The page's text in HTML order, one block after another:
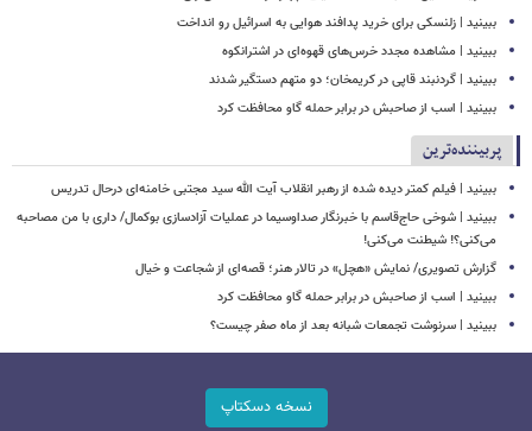
ببینید | زلنسکی برای خرید پدافند هوایی به اسرائیل رو انداخت
ببینید | مشاهده مجدد خرس‌های قهوه‌ای در اشترانکوه
ببینید | گردنبند قاپی در کریمخان؛ دو متهم دستگیر شدند
ببینید | اسب از صاحبش در برابر حمله گاو محافظت کرد
پربیننده‌ترین
ببینید | فیلم کمتر دیده شده از رهبر انقلاب آیت الله سید مجتبی خامنه‌ای درحال تدریس
ببینید | شوخی حاج‌قاسم با خبرنگار صداوسیما در عملیات آزادسازی بوکمال/ داری با من مصاحبه‌
می‌کنی؟! شیطنت می‌کنی!
گزارش تصویری/ نمایش «هچل» در تالار هنر؛ قصه‌ای از شجاعت و خیال
ببینید | اسب از صاحبش در برابر حمله گاو محافظت کرد
ببینید | سرنوشت تجمعات شبانه بعد از ماه صفر چیست؟
نسخه دسکتاپ